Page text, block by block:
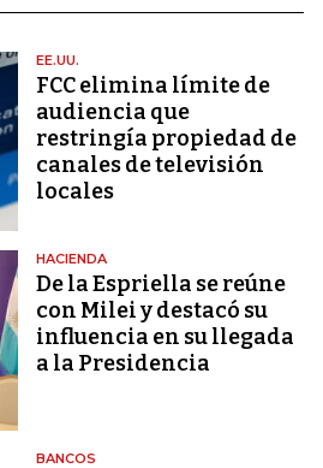
EE.UU.
FCC elimina límite de
audiencia que
restringía propiedad de
canales de televisión
locales
HACIENDA
De la Espriella se reúne
con Milei y destacó su
influencia en su llegada
a la Presidencia
BANCOS